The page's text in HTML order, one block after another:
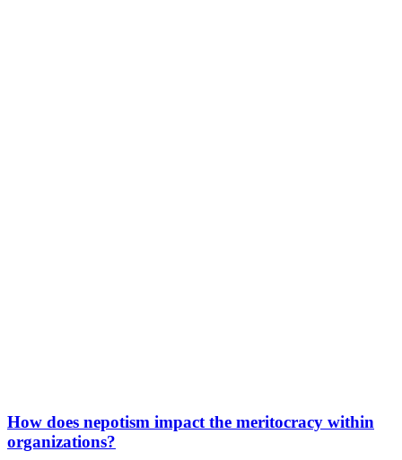
How does nepotism impact the meritocracy within
organizations?